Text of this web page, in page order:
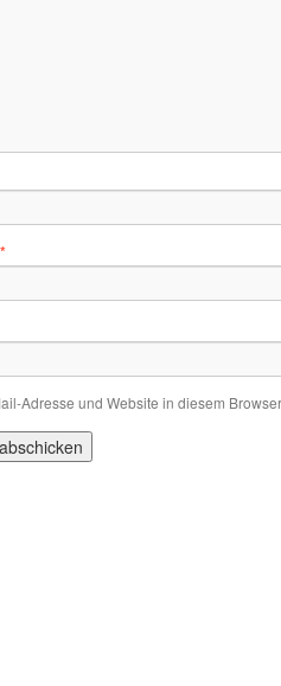
*
Adresse und Website in diesem